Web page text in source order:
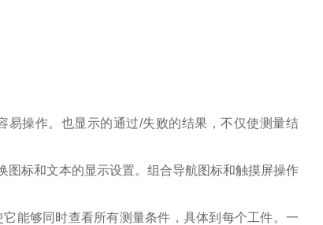
易操作。也显示的通过/失败的结果，不仅使测量结
标和文本的显示设置。组合导航图标和触摸屏操作
能够同时查看所有测量条件，具体到每个工件。一